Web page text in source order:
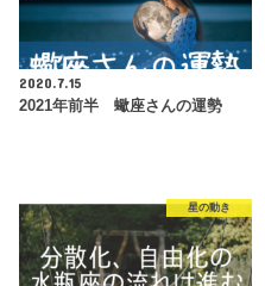
2020.7.15
2021年前半 蠍座さんの運勢
星の動き